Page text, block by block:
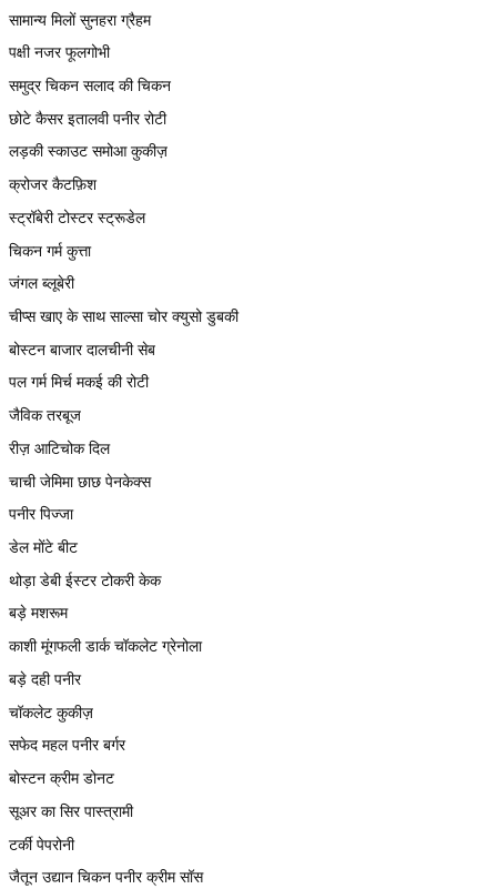
सामान्य मिलों सुनहरा ग्रैहम
पक्षी नजर फूलगोभी
समुद्र चिकन सलाद की चिकन
छोटे कैसर इतालवी पनीर रोटी
लड़की स्काउट समोआ कुकीज़
क्रोजर कैटफ़िश
स्ट्रॉबेरी टोस्टर स्ट्रूडेल
चिकन गर्म कुत्ता
जंगल ब्लूबेरी
चीप्स खाए के साथ साल्सा चोर क्युसो डुबकी
बोस्टन बाजार दालचीनी सेब
पल गर्म मिर्च मकई की रोटी
जैविक तरबूज
रीज़ आटिचोक दिल
चाची जेमिमा छाछ पेनकेक्स
पनीर पिज्जा
डेल मोंटे बीट
थोड़ा डेबी ईस्टर टोकरी केक
बड़े मशरूम
काशी मूंगफली डार्क चॉकलेट ग्रेनोला
बड़े दही पनीर
चॉकलेट कुकीज़
सफेद महल पनीर बर्गर
बोस्टन क्रीम डोनट
सूअर का सिर पास्त्रामी
टर्की पेपरोनी
जैतून उद्यान चिकन पनीर क्रीम सॉस